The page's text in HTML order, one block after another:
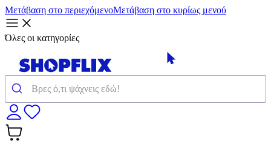
Μετάβαση στο περιεχόμενοΜετάβαση στο κυρίως μενού
Όλες οι κατηγορίες